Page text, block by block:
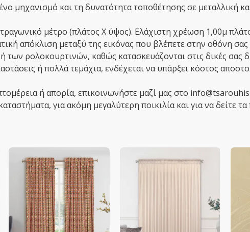
μηχανισμό και τη δυνατότητα τοποθέτησης σε μεταλλική
μέτρο (πλάτος Χ ύψος). Ελάχιστη χρέωση 1,00μ
απόκλιση μεταξύ της εικόνας που βλέπετε στην οθόνη σας
των ρολοκουρτινών, καθώς κατασκευάζονται στις δικές σας
ή πολλά τεμάχια, ενδέχεται να υπάρξει κόστος
ή απορία, επικοινωνήστε μαζί μας στο
για ακόμη μεγαλύτερη ποικιλία και για να δείτε